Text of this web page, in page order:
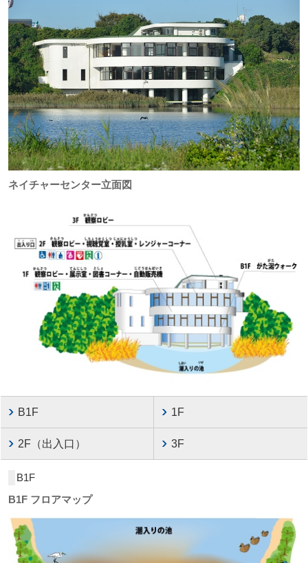
ネイチャーセンター立面図
B1F 1F
2F（出入口） 3F
B1F
B1F フロアマップ